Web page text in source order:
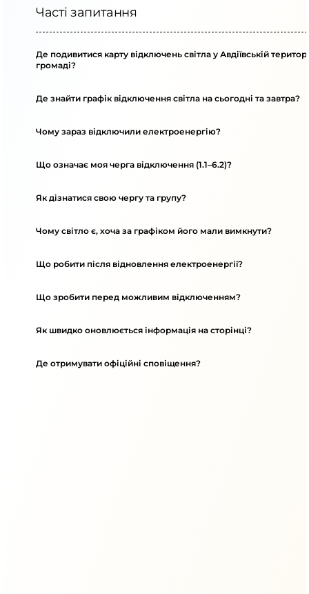
Часті запитання
Де подивитися карту відключень світла у Авдіївській
громаді?
Де знайти графік відключення світла на сьогодні та завтра?
Чому зараз відключили електроенергію?
Що означає моя черга відключення (1.1–6.2)?
Як дізнатися свою чергу та групу?
Чому світло є, хоча за графіком його мали вимкнути?
Що робити після відновлення електроенергії?
Що зробити перед можливим відключенням?
Як швидко оновлюється інформація на сторінці?
Де отримувати офіційні сповіщення?